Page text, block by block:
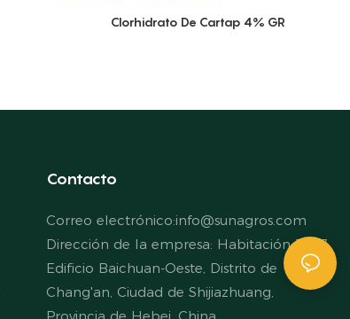
Clorhidrato De Cartap 4% GR
Contacto
Correo electrónico:info@sunagros.com
Dirección de la empresa: Habitación 1907,
Edificio Baichuan-Oeste, Distrito de
Chang'an, Ciudad de Shijiazhuang,